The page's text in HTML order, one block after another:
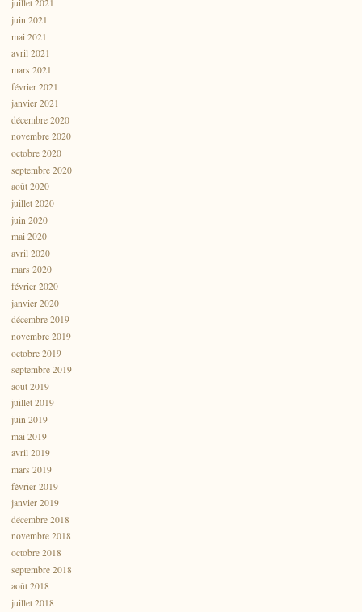
juillet 2021
juin 2021
mai 2021
avril 2021
mars 2021
février 2021
janvier 2021
décembre 2020
novembre 2020
octobre 2020
septembre 2020
août 2020
juillet 2020
juin 2020
mai 2020
avril 2020
mars 2020
février 2020
janvier 2020
décembre 2019
novembre 2019
octobre 2019
septembre 2019
août 2019
juillet 2019
juin 2019
mai 2019
avril 2019
mars 2019
février 2019
janvier 2019
décembre 2018
novembre 2018
octobre 2018
septembre 2018
août 2018
juillet 2018